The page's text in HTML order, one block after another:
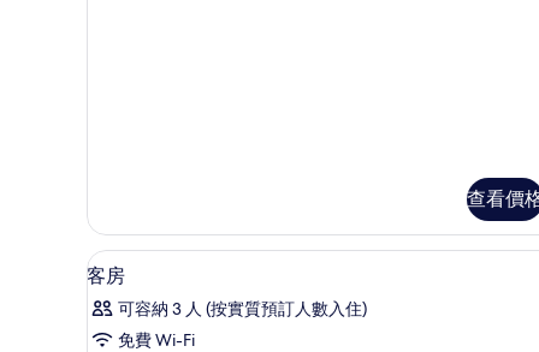
查看價
載
入
所
7
客房
可容納 3 人 (按實質預訂人數入住)
免費 Wi-Fi